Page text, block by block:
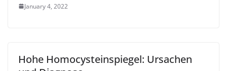
January 4, 2022
Hohe Homocysteinspiegel: Ursachen